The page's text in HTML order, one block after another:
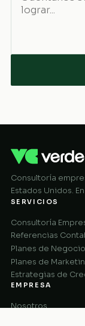
Consultoría
Estados Unidos.
SERVICIOS
Consultoría
Referencias
Planes de Negocio
Planes de
Estrategias de
EMPRESA
Nosotros